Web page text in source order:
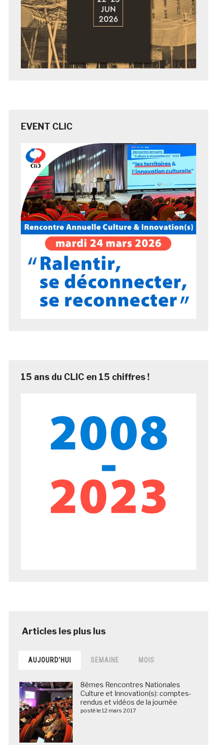
EVENT CLIC
15 ans du CLIC en 15 chiffres !
AUJOURD’HUI SEMAINE MOIS
8èmes Rencontres Nationales
Culture et Innovation(s): comptes-
rendus et vidéos de la journée
posté le 12 mars 2017